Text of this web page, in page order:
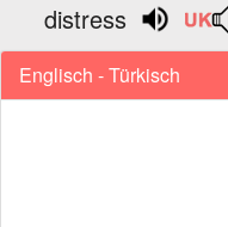
distress
Englisch - Türkisch